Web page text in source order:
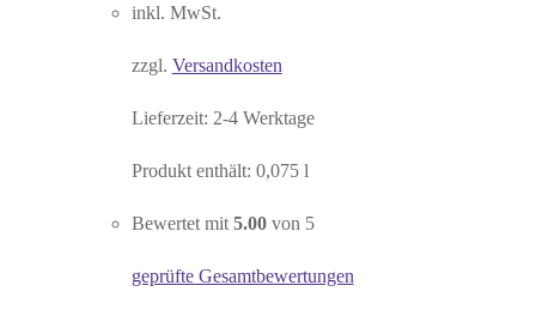
inkl. MwSt.
zzgl. Versandkosten
Lieferzeit: 2-4 Werktage
Produkt enthält: 0,075 l
Bewertet mit 5.00von 5
geprüfte Gesamtbewertungen